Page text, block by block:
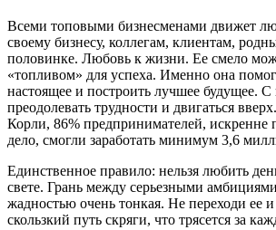
Всеми топовыми бизнесменами движет
своему бизнесу, коллегам, клиентам,
половинке. Любовь к жизни. Ее смело
«топливом» для успеха. Именно она
настоящее и построить лучшее будущее. С
преодолевать трудности и двигаться
Корли, 86% предпринимателей,
дело, смогли заработать минимум 3,6
Единственное правило: нельзя любить
свете. Грань между серьезными
жадностью очень тонкая. Не переходи ее и
скользкий путь скряги, что трясется за